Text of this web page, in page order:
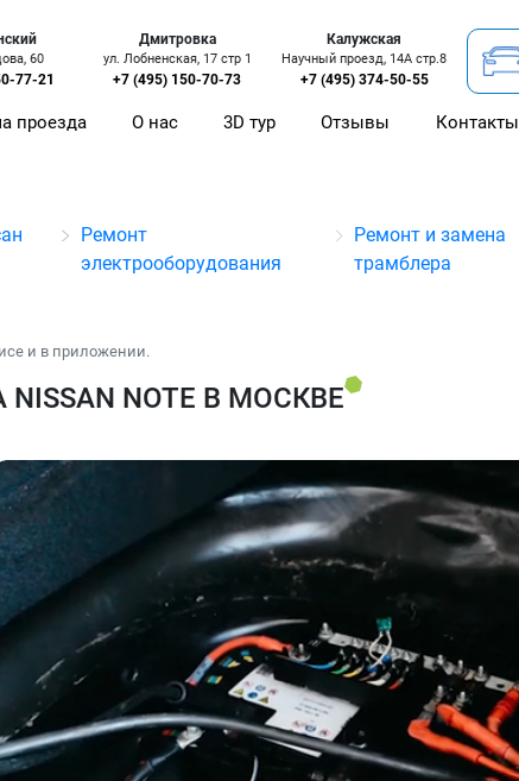
60
77-21
Дмитровка
ул. Лобненская, 17 стр 1
+7 (495) 150-70-73
Калужская
Научный проезд, 14А стр.8
+7 (495) 374-50-55
проезда О нас 3D тур Отзывы Контакты
Ремонт
электрооборудования
Ремонт и замена
трамблера
и в приложении.
NOTE В МОСКВЕ